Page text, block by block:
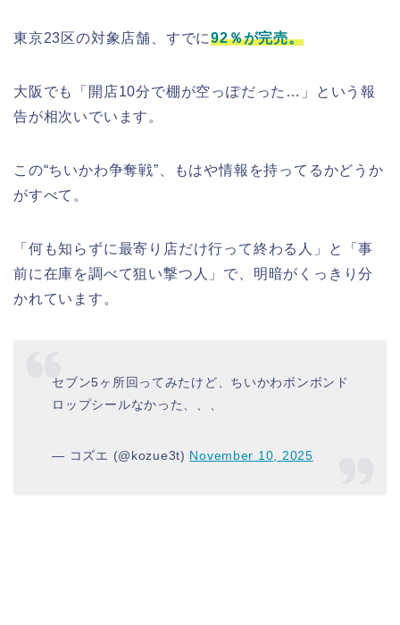
東京23区の対象店舗、すでに92％が完売。
大阪でも「開店10分で棚が空っぽだった…」という報
告が相次いでいます。
この“ちいかわ争奪戦”、もはや情報を持ってるかどうか
がすべて。
「何も知らずに最寄り店だけ行って終わる人」と「事
前に在庫を調べて狙い撃つ人」で、明暗がくっきり分
かれています。
セブン5ヶ所回ってみたけど、ちいかわボンボンド
ロップシールなかった、、、
— コズエ (@kozue3t) November 10, 2025